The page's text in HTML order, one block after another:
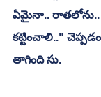
ఏమైనా.. రాతలోను..
కట్టించాలి.."
తాగింది సు.